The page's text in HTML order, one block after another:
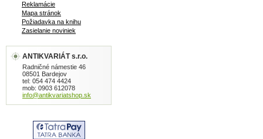
Reklamácie
Mapa stránok
Požiadavka na knihu
Zasielanie noviniek
ANTIKVARIÁT s.r.o.
Radničné námestie 46
08501 Bardejov
tel: 054 474 4424
mob: 0903 612078
info@antikvariatshop.sk